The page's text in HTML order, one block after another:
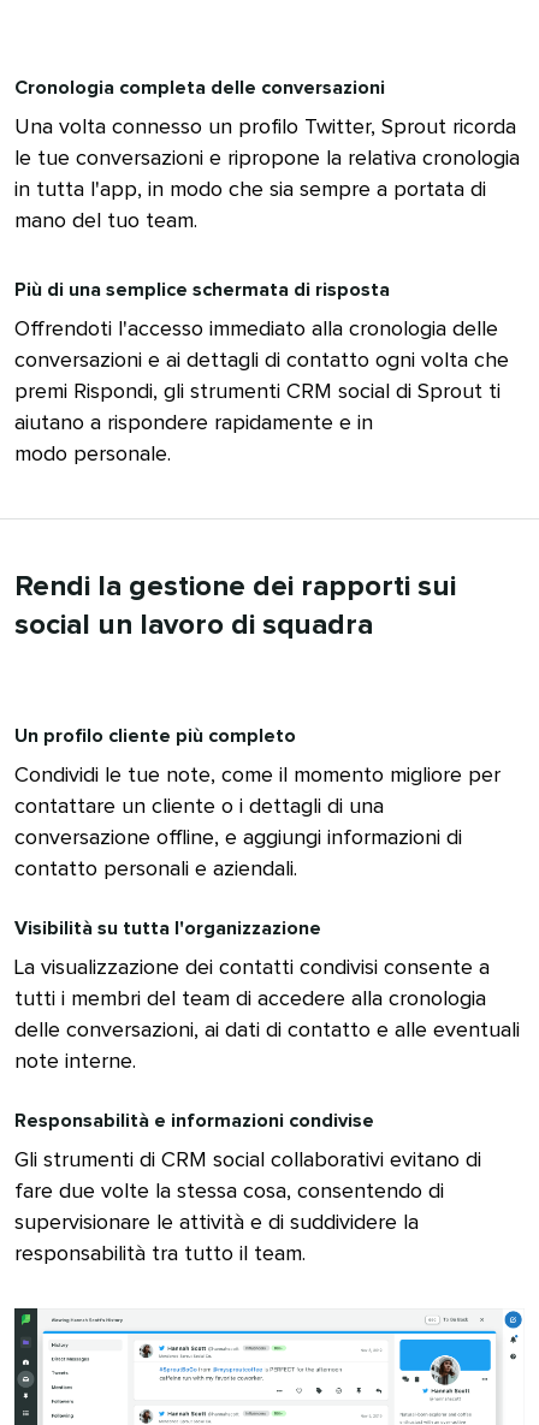
Cronologia completa delle conversazioni​​
Una volta connesso un profilo Twitter, Sprout ricorda
le tue conversazioni e ripropone la relativa cronologia
in tutta l'app, in modo che sia sempre a portata di
mano del tuo team.​​
Più di una semplice schermata di risposta​​
Offrendoti l'accesso immediato alla cronologia delle
conversazioni e ai dettagli di contatto ogni volta che
premi Rispondi, gli strumenti CRM social di Sprout ti
aiutano a rispondere rapidamente e in
modo personale.​​
Rendi la gestione dei rapporti sui
social un lavoro di squadra​​
Un profilo cliente più completo​​
Condividi le tue note, come il momento migliore per
contattare un cliente o i dettagli di una
conversazione offline, e aggiungi informazioni di
contatto personali e aziendali.​​
Visibilità su tutta l'organizzazione​​
La visualizzazione dei contatti condivisi consente a
tutti i membri del team di accedere alla cronologia
delle conversazioni, ai dati di contatto e alle eventuali
note interne.​​
Responsabilità e informazioni condivise​​
Gli strumenti di CRM social collaborativi evitano di
fare due volte la stessa cosa, consentendo di
supervisionare le attività e di suddividere la
responsabilità tra tutto il team.​​